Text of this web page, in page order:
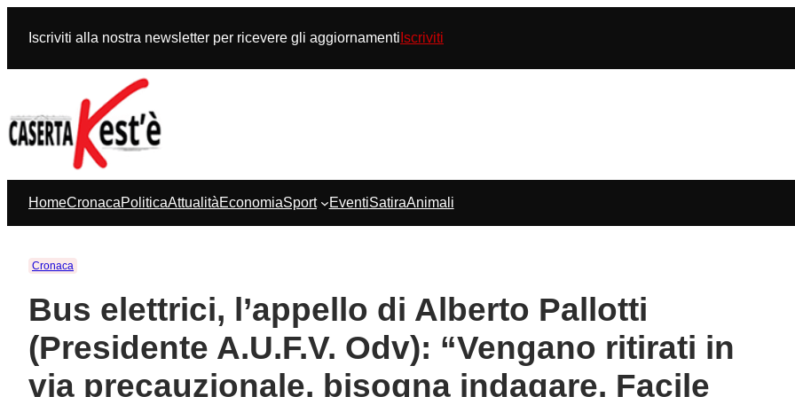
contenuto
Iscriviti alla nostra newsletter per ricevere gli aggiornamenti Iscriviti
HomeCronacaPoliticaAttualitàEconomiaSport EventiSatiraAnimali
Cronaca
Bus elettrici, l’appello di Alberto Pallotti
(Presidente A.U.F.V. Odv): “Vengano ritirati in
via precauzionale, bisogna indagare. Facile